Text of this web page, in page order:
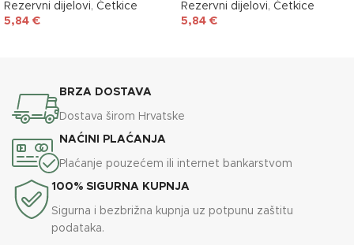
Rezervni dijelovi, Četkice
5,84 €
Rezervni dijelovi, Četkice
5,84 €
BRZA DOSTAVA
Dostava širom Hrvatske
NAĆINI PLAĆANJA
Plaćanje pouzećem ili internet bankarstvom
100% SIGURNA KUPNJA
Sigurna i bezbrižna kupnja uz potpunu zaštitu
podataka.